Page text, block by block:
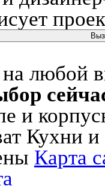
любой
и
Кухни
Карта